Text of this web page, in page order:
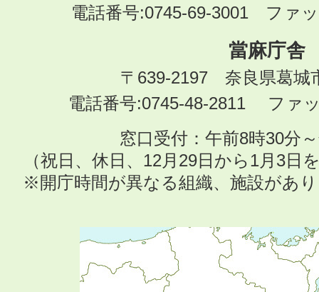
電話番号:0745-69-3001 ファ
當麻庁舎
〒639-2197 奈良県葛城
電話番号:0745-48-2811 ファ
窓口受付：午前8時30分
（祝日、休日、12月29日から1月3日
※開庁時間が異なる組織、施設があ